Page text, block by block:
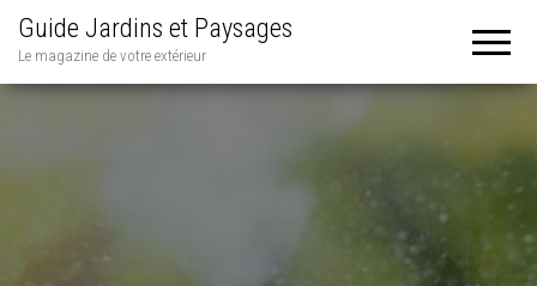
Guide Jardins et Paysages
Le magazine de votre extérieur